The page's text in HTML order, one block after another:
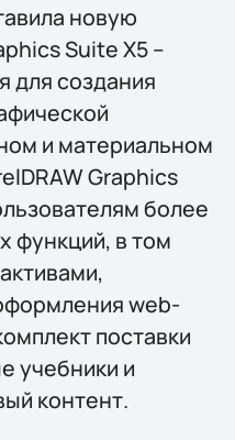
новую
Suite X5 –
для создания
и материальном
Graphics
более
функций, в том
web-
поставки
учебники и
контент.